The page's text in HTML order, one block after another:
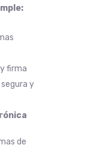
firma
y
de